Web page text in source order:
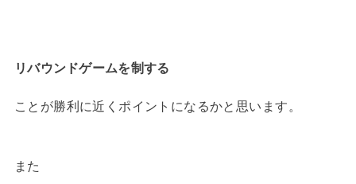
リバウンドゲームを制する
ことが勝利に近くポイントになるかと思います。
また